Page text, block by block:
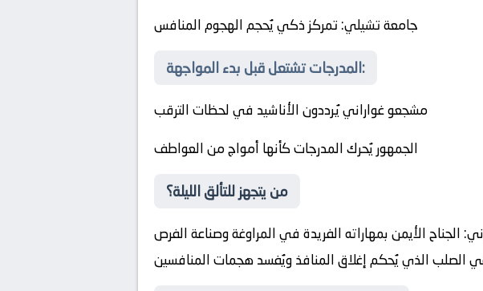
جامعة تشيلي: تمركز ذكي يُحجم الهجوم المنافس
المدرجات تشتعل قبل بدء المواجهة:
مشجعو غواراني يُرددون الأناشيد في لحظات الترقب
الجمهور يُحرك المدرجات كأنها أمواج من العواطف
من يتجهز للتألق الليلة؟
الجناح الأيمن بمهاراته الفريدة في المراوغة وصناعة الفرص
الصلب الذي يُحكم إغلاق المنافذ ويُفسد هجمات المنافسين